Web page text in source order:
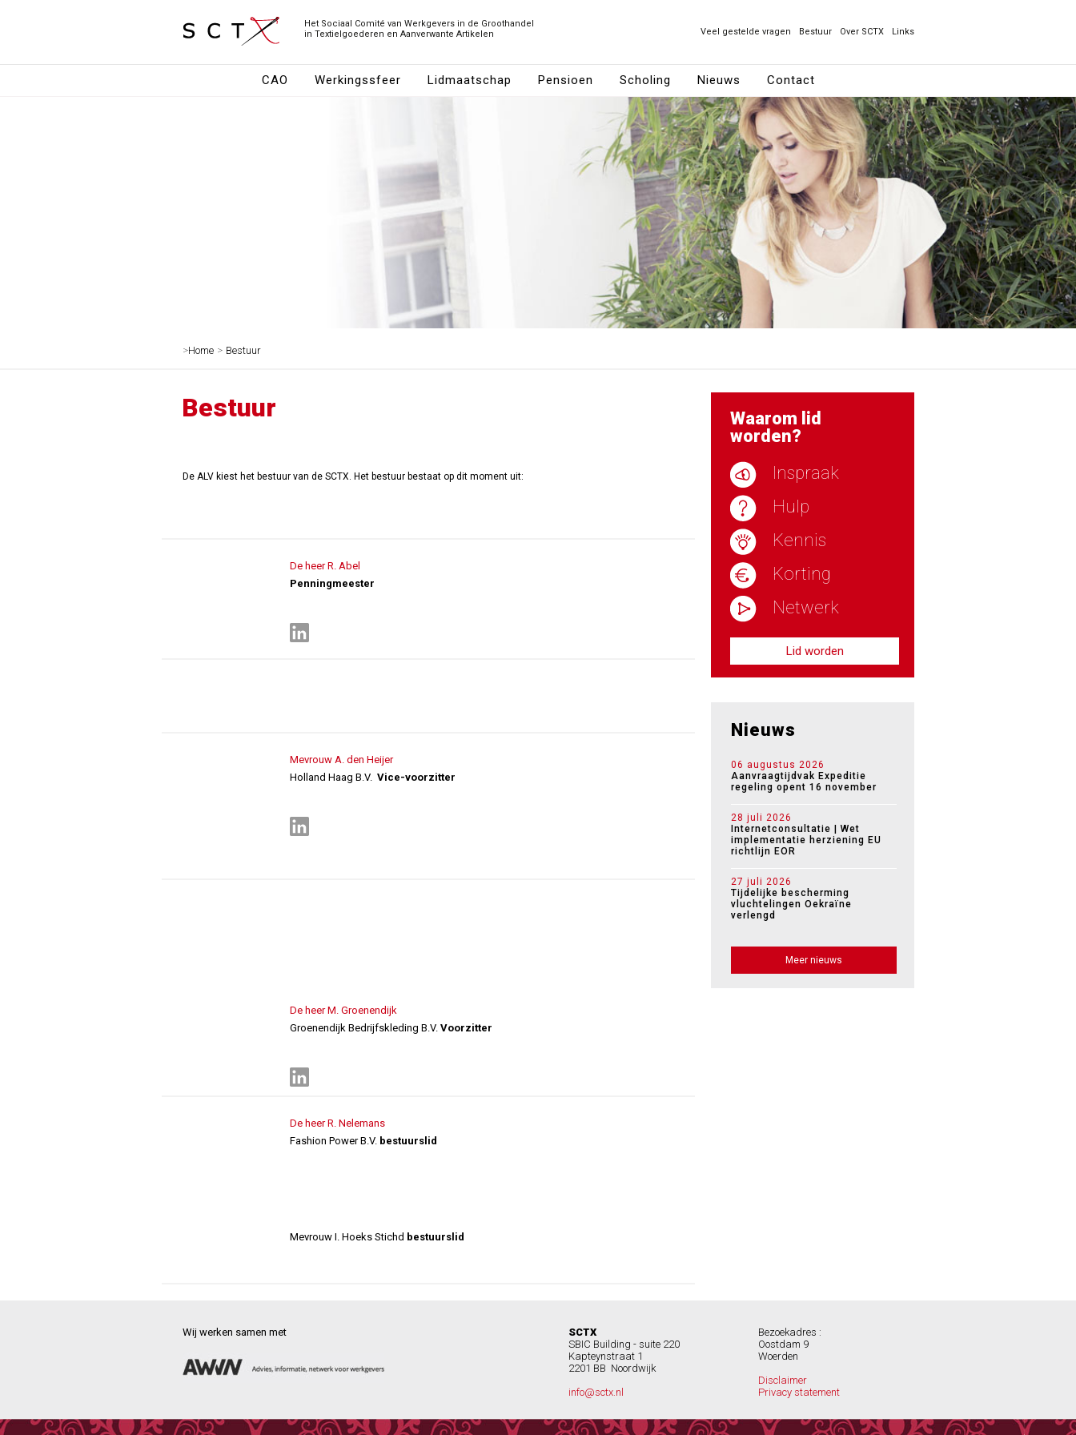
Het Sociaal Comité van Werkgevers in de Groothandel
in Textielgoederen en Aanverwante Artikelen
Veel gestelde vragen Bestuur Over SCTX Links
CAO Werkingssfeer Lidmaatschap Pensioen Scholing Nieuws Contact
>Home > Bestuur
Bestuur
De ALV kiest het bestuur van de SCTX. Het bestuur bestaat op dit moment uit:
De heer R. Abel
Penningmeester
Mevrouw A. den Heijer
Holland Haag B.V. Vice-voorzitter
De heer M. Groenendijk
Groenendijk Bedrijfskleding B.V. Voorzitter
De heer R. Nelemans
Fashion Power B.V. bestuurslid
Mevrouw I. Hoeks Stichd bestuurslid
Waarom lid
worden?
Inspraak
Hulp
Kennis
Korting
Netwerk
Lid worden
Nieuws
06 augustus 2026
Aanvraagtijdvak Expeditie
regeling opent 16 november
28 juli 2026
Internetconsultatie | Wet
implementatie herziening EU
richtlijn EOR
27 juli 2026
Tijdelijke bescherming
vluchtelingen Oekraïne
verlengd
Meer nieuws
Wij werken samen met
SCTX
SBIC Building - suite 220
Kapteynstraat 1
2201 BB Noordwijk
info@sctx.nl
Bezoekadres :
Oostdam 9
Woerden
Disclaimer
Privacy statement